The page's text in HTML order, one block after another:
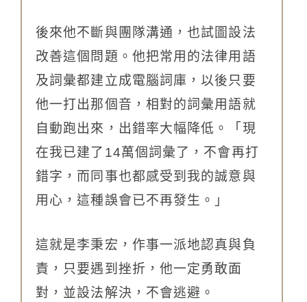
後來他不斷與團隊溝通，也試圖設法
改善這個問題。他把常用的法律用語
及詞彙都建立成電腦詞庫，以後只要
他一打出那個音，相對的詞彙用語就
自動跑出來，出錯率大幅降低。「現
在我已建了14萬個詞彙了，不會再打
錯字，而同事也都感受到我的誠意與
用心，這種誤會已不再發生。」
這就是李秉宏，作事一派地認真與負
責，只要遇到挫折，他一定勇敢面
對，並設法解決，不會逃避。